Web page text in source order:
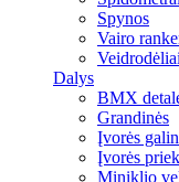
Spynos
Vairo
Veidrodėliai
Dalys
BMX
Grandinės
Įvorės
Įvorės
Miniklio